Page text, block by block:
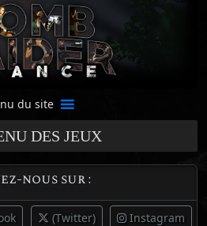
du site
DES JEUX
nous sur :
(Twitter)
Instagram